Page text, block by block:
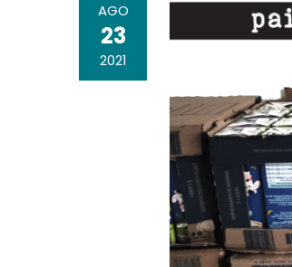
AGO
23
2021